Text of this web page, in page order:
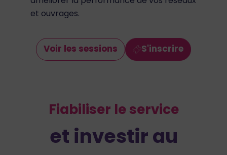
et ouvrages.
Voir les sessions S'inscrire
Fiabiliser le service
et investir au